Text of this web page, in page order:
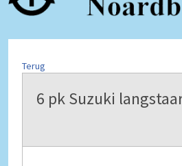
Terug
6 pk Suzuki